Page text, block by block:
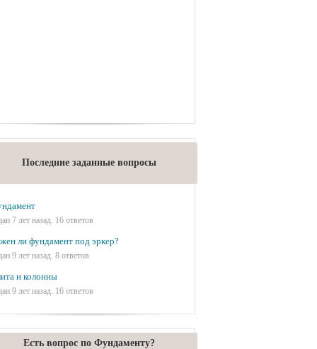
Последние заданные вопросы
7 лет назад. 16 ответов
ли фундамент под эркер?
9 лет назад. 8 ответов
и колонны
9 лет назад. 16 ответов
Есть вопрос по Фундаменту?